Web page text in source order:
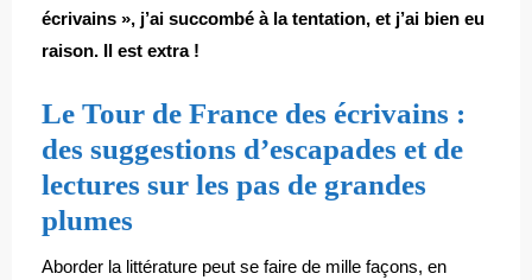
écrivains », j’ai succombé à la tentation, et j’ai bien eu
raison. Il est extra !
Le Tour de France des écrivains :
des suggestions d’escapades et de
lectures sur les pas de grandes
plumes
Aborder la littérature peut se faire de mille façons, en